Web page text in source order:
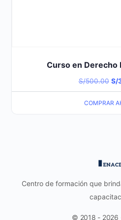
Curso en Derecho
S/500.00 El
S/
COMPRAR
Centro de formación que
© 2018 - 2026